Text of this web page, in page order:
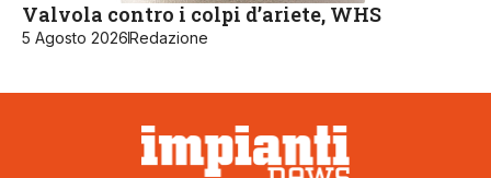
Valvola contro i colpi d’ariete, WHS
5 Agosto 2026Redazione